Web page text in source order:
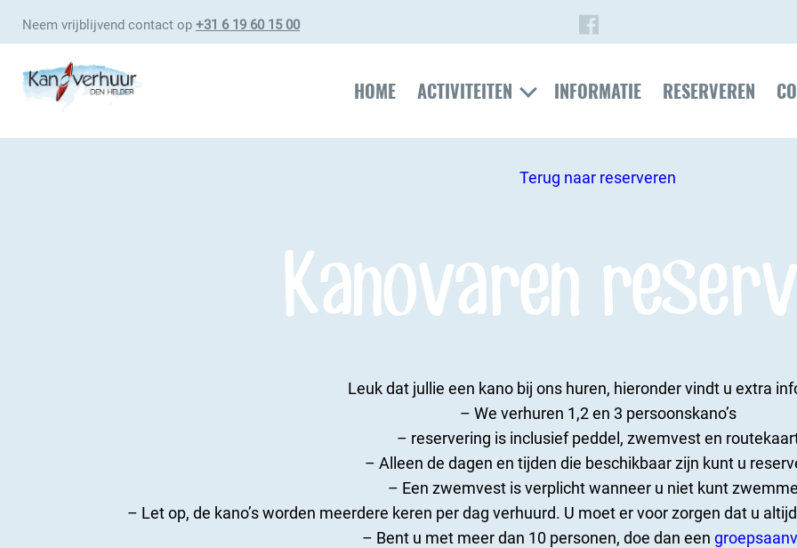
Neem vrijblijvend contact op +31 6 19 60 15 00
HOME ACTIVITEITEN INFORMATIE RESERVEREN
Terug naar reserveren
Kanovaren
Leuk dat jullie een kano bij ons huren, hieronder vindt u extra
– We verhuren 1,2 en 3 persoonskano’s
– reservering is inclusief peddel, zwemvest en
– Alleen de dagen en tijden die beschikbaar zijn kunt u
– Een zwemvest is verplicht wanneer u niet kunt
– Let op, de kano’s worden meerdere keren per dag verhuurd. U moet er voor zorgen dat u
– Bent u met meer dan 10 personen, doe dan een